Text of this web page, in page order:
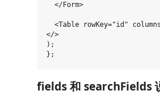
  </Form>
<Table rowKey="id"
</>
);
fields 和 searchFields